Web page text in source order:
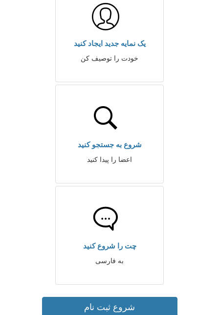
یک نمایه جدید ایجاد کنید
خودت را توصیف کن
شروع به جستجو کنید
اعضا را پیدا کنید
چت را شروع کنید
به فارسی
شروع ثبت نام